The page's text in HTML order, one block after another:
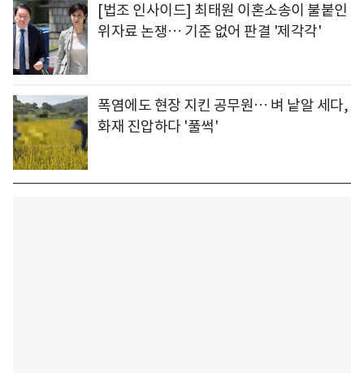
[법조 인사이드] 최태원 이혼소송이 불붙인
위자료 논쟁… 기준 없어 판결 '제각각'
폭염에도 현장 지킨 공무원… 벼 낱알 세다,
화재 진압하다 '풀썩'